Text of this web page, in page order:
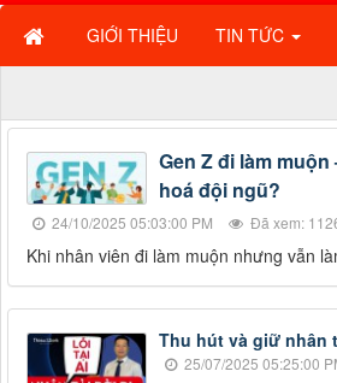
GIỚI THIỆU TIN TỨC
Gen Z đi làm
hoá đội ngũ?
24/10/2025 05:03:00 PM Đã xem:
Khi nhân viên đi làm muộn nhưng vẫn
Thu hút và giữ nhân
25/07/2025 05:25:00